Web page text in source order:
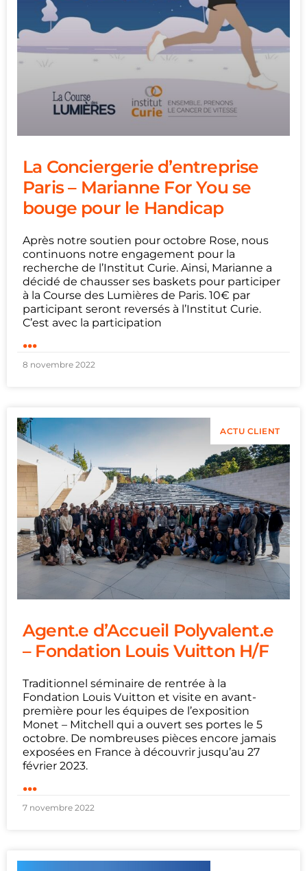
La Conciergerie d’entreprise
Paris – Marianne For You se
bouge pour le Handicap
Après notre soutien pour octobre Rose, nous
continuons notre engagement pour la
recherche de l’Institut Curie. Ainsi, Marianne a
décidé de chausser ses baskets pour participer
à la Course des Lumières de Paris. 10€ par
participant seront reversés à l’Institut Curie.
C’est avec la participation
...
8 novembre 2022
ACTU CLIENT
Agent.e d’Accueil Polyvalent.e
– Fondation Louis Vuitton H/F
Traditionnel séminaire de rentrée à la
Fondation Louis Vuitton et visite en avant-
première pour les équipes de l’exposition
Monet – Mitchell qui a ouvert ses portes le 5
octobre. De nombreuses pièces encore jamais
exposées en France à découvrir jusqu’au 27
février 2023.
...
7 novembre 2022